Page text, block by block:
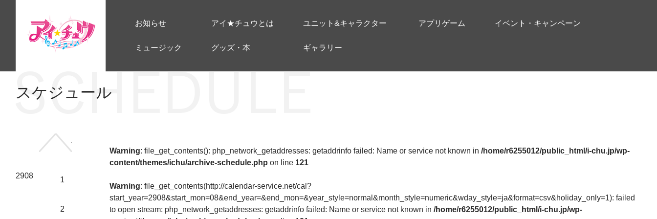
お知らせ アイ★チュウとは ユニット&キャラクター アプリゲーム イベント・キャンペーン
ミュージック グッズ・本 ギャラリー
スケジュール
2908 1
2
Warning: file_get_contents(): php_network_getaddresses: getaddrinfo failed: Name or service not known in /home/r6255012/public_html/i-chu.jp/wp-
content/themes/ichu/archive-schedule.php on line 121
Warning: file_get_contents(http://calendar-service.net/cal?
start_year=2908&start_mon=08&end_year=&end_mon=&year_style=normal&month_style=numeric&wday_style=ja&format=csv&holiday_only=1): failed
to open stream: php_network_getaddresses: getaddrinfo failed: Name or service not known in /home/r6255012/public_html/i-chu.jp/wp-